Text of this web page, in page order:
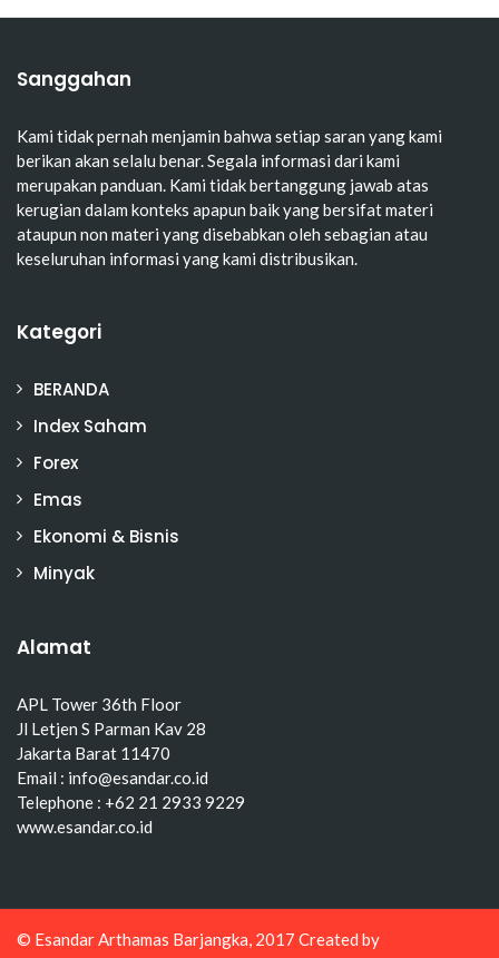
Sanggahan
Kami tidak pernah menjamin bahwa setiap saran yang kami
berikan akan selalu benar. Segala informasi dari kami
merupakan panduan. Kami tidak bertanggung jawab atas
kerugian dalam konteks apapun baik yang bersifat materi
ataupun non materi yang disebabkan oleh sebagian atau
keseluruhan informasi yang kami distribusikan.
Kategori
BERANDA
Index Saham
Forex
Emas
Ekonomi & Bisnis
Minyak
Alamat
APL Tower 36th Floor
Jl Letjen S Parman Kav 28
Jakarta Barat 11470
Email : info@esandar.co.id
Telephone : +62 21 2933 9229
www.esandar.co.id
© Esandar Arthamas Barjangka, 2017 Created by